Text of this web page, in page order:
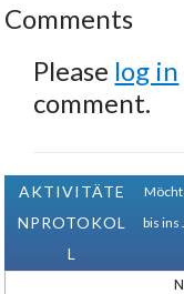
Comments
Please log in
comment.
AKTIVITÄTE
NPROTOKOL
L
bis ins